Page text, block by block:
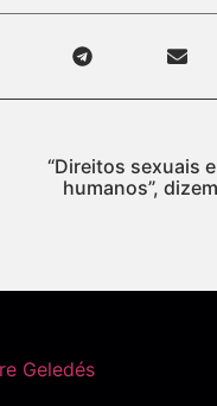
“Direitos sexuais
humanos”,
Geledés